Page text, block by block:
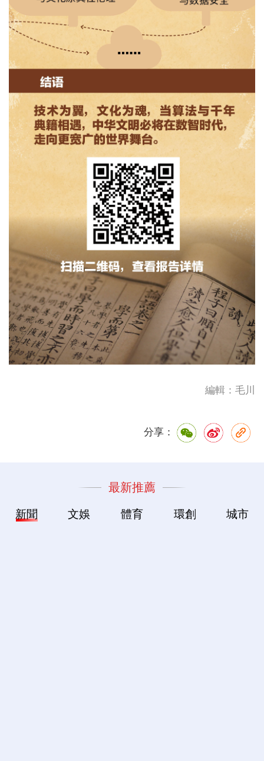
編輯：毛川
分享：
最新推薦
新聞 文娛 體育 環創 城市